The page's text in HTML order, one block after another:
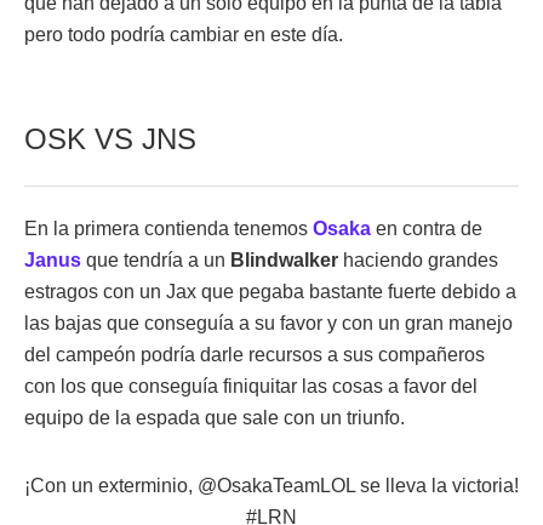
pero todo podría cambiar en este día.
OSK VS JNS
En la primera contienda tenemos Osaka en contra de
Janus que tendría a un Blindwalker haciendo grandes
estragos con un Jax que pegaba bastante fuerte debido a
las bajas que conseguía a su favor y con un gran manejo
del campeón podría darle recursos a sus compañeros
con los que conseguía finiquitar las cosas a favor del
equipo de la espada que sale con un triunfo.
¡Con un exterminio, @OsakaTeamLOL se lleva la victoria!
#LRN